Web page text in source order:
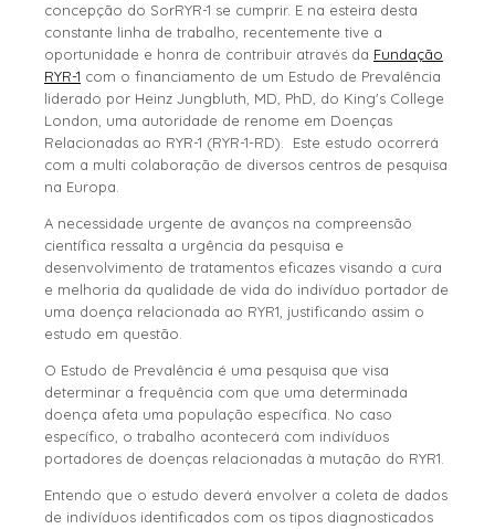
concepção do SorRYR-1 se cumprir. E na esteira desta
constante linha de trabalho, recentemente tive a
oportunidade e honra de contribuir através da Fundação
RYR-1 com o financiamento de um Estudo de Prevalência
liderado por Heinz Jungbluth, MD, PhD, do King's College
London, uma autoridade de renome em Doenças
Relacionadas ao RYR-1 (RYR-1-RD). Este estudo ocorrerá
com a multi colaboração de diversos centros de pesquisa
na Europa.
A necessidade urgente de avanços na compreensão
científica ressalta a urgência da pesquisa e
desenvolvimento de tratamentos eficazes visando a cura
e melhoria da qualidade de vida do indivíduo portador de
uma doença relacionada ao RYR1, justificando assim o
estudo em questão.
O Estudo de Prevalência é uma pesquisa que visa
determinar a frequência com que uma determinada
doença afeta uma população específica. No caso
específico, o trabalho acontecerá com indivíduos
portadores de doenças relacionadas à mutação do RYR1.
Entendo que o estudo deverá envolver a coleta de dados
de indivíduos identificados com os tipos diagnosticados